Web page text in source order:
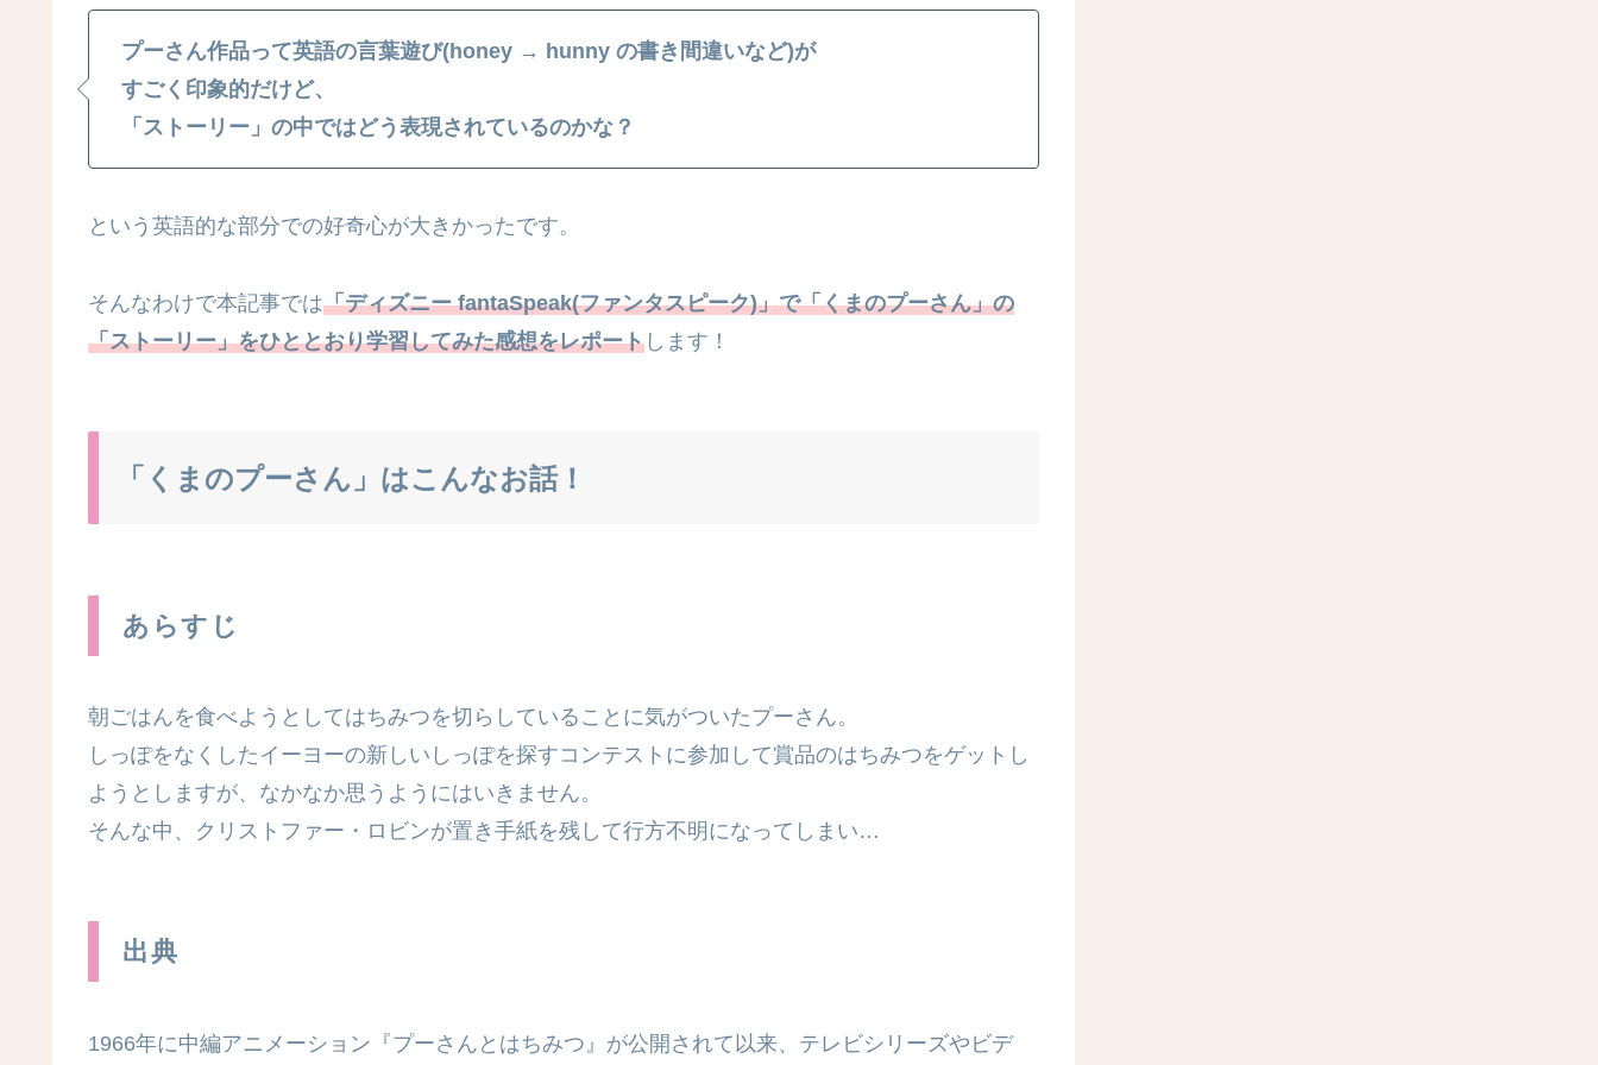
プーさん作品って英語の言葉遊び(honey → hunny の書き間違いなど)が
すごく印象的だけど、
「ストーリー」の中ではどう表現されているのかな？
という英語的な部分での好奇心が大きかったです。
そんなわけで本記事では「ディズニー fantaSpeak(ファンタスピーク)」で「くまのプーさん」の
「ストーリー」をひととおり学習してみた感想をレポート します！
「くまのプーさん」はこんなお話！
あらすじ
朝ごはんを食べようとしてはちみつを切らしていることに気がついたプーさん。
しっぽをなくしたイーヨーの新しいしっぽを探すコンテストに参加して賞品のはちみつをゲットし
ようとしますが、なかなか思うようにはいきません。
そんな中、クリストファー・ロビンが置き手紙を残して行方不明になってしまい…
出典
1966年に中編アニメーション『プーさんとはちみつ』が公開されて以来、テレビシリーズやビデ